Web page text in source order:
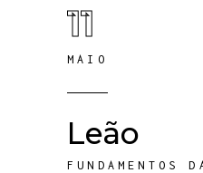
11
MAIO
Leão
FUNDAMENTOS